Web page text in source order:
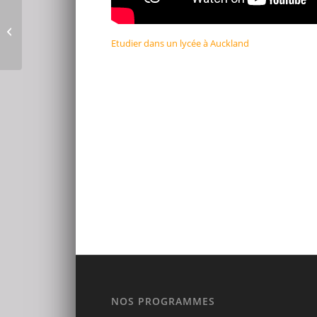
Etudier dans un lycée à Auckland
NOS PROGRAMMES
Cours d’Anglais à Cairns
avec Sun Pacific College